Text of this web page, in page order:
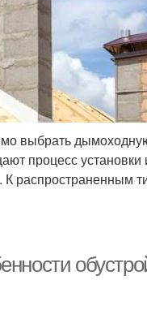
выбрать
процесс
распространенным